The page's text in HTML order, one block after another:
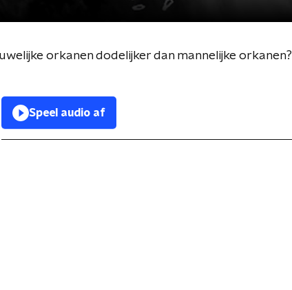
orkanen dodelijker dan mannelijke orkanen?
Speel audio af